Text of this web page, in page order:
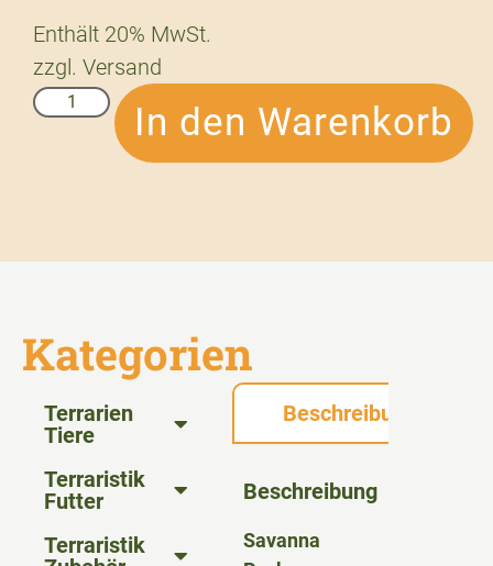
Enthält 20% MwSt.
zzgl. Versand
In den Warenkorb
Kategorien
Terrarien
Tiere
Terraristik
Futter
Terraristik
Beschreibung
Beschreibung
Savanna